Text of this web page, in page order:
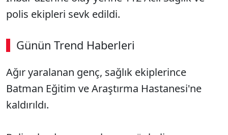
polis ekipleri sevk edildi.
Günün Trend Haberleri
00:02 / 08:15
Ağır yaralanan genç, sağlık ekiplerince
Batman Eğitim ve Araştırma Hastanesi'ne
kaldırıldı.